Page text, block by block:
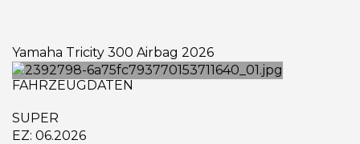
Yamaha Tricity 300 Airbag 2026
FAHRZEUGDATEN
SUPER
EZ: 06.2026